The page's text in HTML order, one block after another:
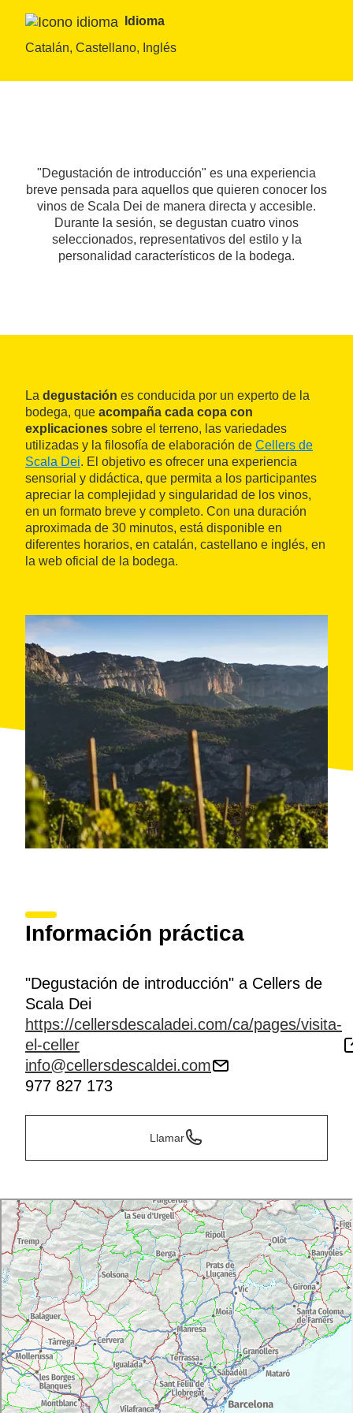
Idioma
Catalán, Castellano, Inglés
"Degustación de introducción" es una experiencia
breve pensada para aquellos que quieren conocer los
vinos de Scala Dei de manera directa y accesible.
Durante la sesión, se degustan cuatro vinos
seleccionados, representativos del estilo y la
personalidad característicos de la bodega.
La degustación es conducida por un experto de la
bodega, que acompaña cada copa con
explicaciones sobre el terreno, las variedades
utilizadas y la filosofía de elaboración de Cellers de
Scala Dei. El objetivo es ofrecer una experiencia
sensorial y didáctica, que permita a los participantes
apreciar la complejidad y singularidad de los vinos,
en un formato breve y completo. Con una duración
aproximada de 30 minutos, está disponible en
diferentes horarios, en catalán, castellano e inglés, en
la web oficial de la bodega.
Información práctica
"Degustación de introducción" a Cellers de
Scala Dei
https://cellersdescaladei.com/ca/pages/visita-
el-celler
info@cellersdescaldei.com
977 827 173
Llamar